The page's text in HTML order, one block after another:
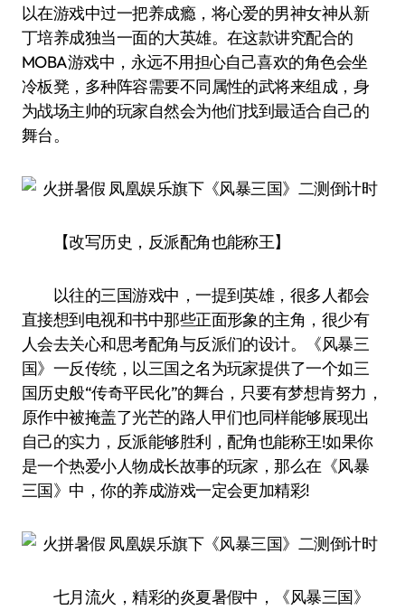
以在游戏中过一把养成瘾，将心爱的男神女神从新
丁培养成独当一面的大英雄。在这款讲究配合的
MOBA游戏中，永远不用担心自己喜欢的角色会坐
冷板凳，多种阵容需要不同属性的武将来组成，身
为战场主帅的玩家自然会为他们找到最适合自己的
舞台。
【改写历史，反派配角也能称王】
以往的三国游戏中，一提到英雄，很多人都会
直接想到电视和书中那些正面形象的主角，很少有
人会去关心和思考配角与反派们的设计。《风暴三
国》一反传统，以三国之名为玩家提供了一个如三
国历史般“传奇平民化”的舞台，只要有梦想肯努力，
原作中被掩盖了光芒的路人甲们也同样能够展现出
自己的实力，反派能够胜利，配角也能称王!如果你
是一个热爱小人物成长故事的玩家，那么在《风暴
三国》中，你的养成游戏一定会更加精彩!
七月流火，精彩的炎夏暑假中，《风暴三国》